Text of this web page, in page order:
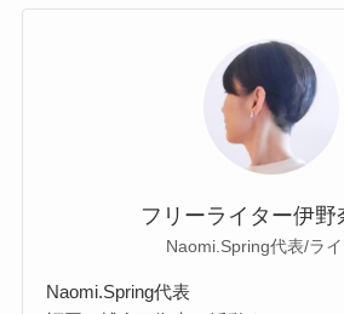
フリーライター伊野
Naomi.Spring代表/ラ
Naomi.Spring代表